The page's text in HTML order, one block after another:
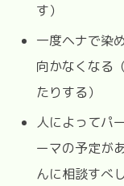
す）
一度ヘナで染
向かなくなる
たりする）
人によってパ
ーマの予定が
んに相談すべし